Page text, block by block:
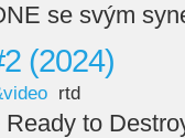
se svým
(2024)
rtd
to